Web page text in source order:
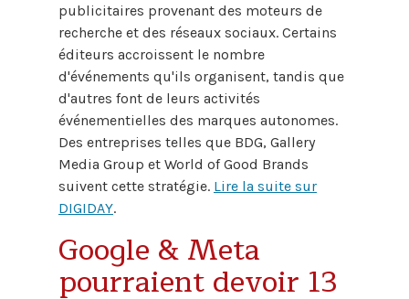
publicitaires provenant des moteurs de
recherche et des réseaux sociaux. Certains
éditeurs accroissent le nombre
d'événements qu'ils organisent, tandis que
d'autres font de leurs activités
événementielles des marques autonomes.
Des entreprises telles que BDG, Gallery
Media Group et World of Good Brands
suivent cette stratégie. Lire la suite sur
DIGIDAY.
Google & Meta
pourraient devoir 13